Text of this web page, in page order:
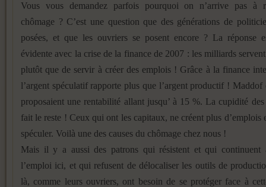
Vous vous demandez parfois pourquoi on n’arrive pas à
chômage ? C’est une question que des générations de
posées, et que les ouvriers se posent encore ? La réponse
évidente avec la crise de la finance de 2007 : les milliards
plutôt que de servir à créer des emplois ! Grâce à la finance
l’argent spéculatif rapporte plus que l’argent productif ! Maddof
proposaient une rentabilité allant jusqu’ à 15 %. La cupidité
fait le reste ! Ceux qui ont les capitaux, ne créent plus d’emplois
spéculer. Voilà une des causes du chômage chez nous !
Mais il y a aussi des patrons qui résistent et qui continuent
l’emploi ici, et qui refusent de délocaliser les outils de
là, comme leurs ouvriers, ont besoin de se protéger face à